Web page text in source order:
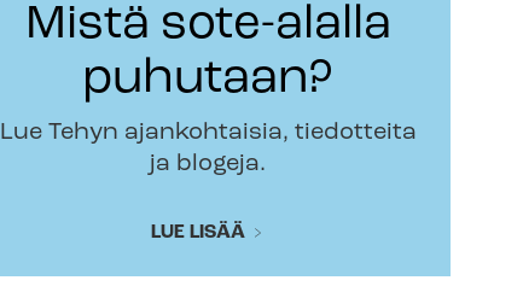
Mistä sote-alalla
puhutaan?
Lue Tehyn ajankohtaisia, tiedotteita
ja blogeja.
LUE LISÄÄ